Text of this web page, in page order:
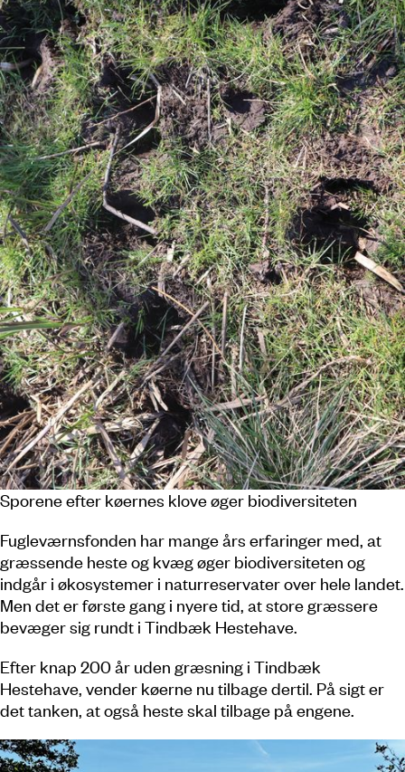
Sporene efter køernes klove øger biodiversiteten
Fugleværnsfonden har mange års erfaringer med, at
græssende heste og kvæg øger biodiversiteten og
indgår i økosystemer i naturreservater over hele landet.
Men det er første gang i nyere tid, at store græssere
bevæger sig rundt i Tindbæk Hestehave.
Efter knap 200 år uden græsning i Tindbæk
Hestehave, vender køerne nu tilbage dertil. På sigt er
det tanken, at også heste skal tilbage på engene.